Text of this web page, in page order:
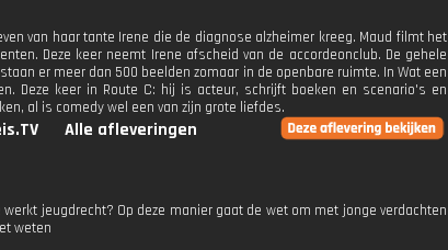
van haar tante Irene die de diagnose alzheimer kreeg. Maud filmt het
Deze keer neemt Irene afscheid van de accordeonclub. De gehele
er meer dan 500 beelden zomaar in de openbare ruimte. In Wat een
Deze keer in Route C: hij is acteur, schrijft boeken en scenario's en
al is comedy wel een van zijn grote liefdes.
Alle afleveringen
jeugdrecht? Op deze manier gaat de wet om met jonge verdachten
weten